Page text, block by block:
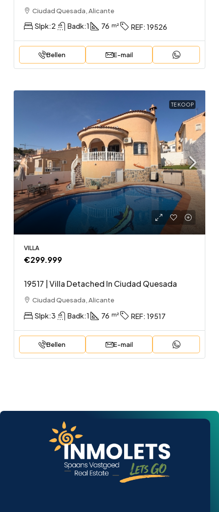
Ciudad Quesada, Alicante
Slpk:2 Badk:1 76 REF: 19526
Bellen E-mail
TE KOOP
VILLA
€299.999
19517 | Villa Detached In Ciudad Quesada
Ciudad Quesada, Alicante
Slpk:3 Badk:1 76 REF: 19517
Bellen E-mail